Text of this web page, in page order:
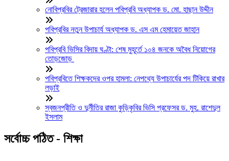
নোবিপ্রবির ট্রেজারার হলেন পবিপ্রবি অধ্যাপক ড. মো. হাছান উদ্দীন
পবিপ্রবির নতুন উপাচার্য অধ্যাপক ড. এস এম হেমায়েত জাহান
পবিপ্রবি ভিসির বিদায় ঘণ্টা: শেষ মুহূর্তে ১০৪ জনকে অবৈধ নিয়োগের
তোড়জোড়
পবিপ্রবিতে শিক্ষকদের ওপর হামলা: নেপথ্যে উপাচার্যের পদ টিকিয়ে রাখার
লড়াই
স্বজনপ্রীতি ও দুর্নীতির রাজা কুড়িকৃবির ভিসি প্রফেসর ড. মুহ. রাশেদুল
ইসলাম
সর্বোচ্চ পঠিত - শিক্ষা